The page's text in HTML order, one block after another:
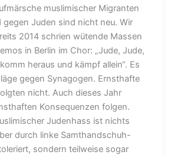
muslimischer Migranten
gegen Juden sind nicht neu. Wir
2014 schrien wütende Massen
in Berlin im Chor: „Jude, Jude,
heraus und kämpf allein“. Es
gegen Synagogen. Ernsthafte
nicht. Auch dieses Jahr
Konsequenzen folgen.
Judenhass ist nichts
durch linke Samthandschuh-
sondern teilweise sogar